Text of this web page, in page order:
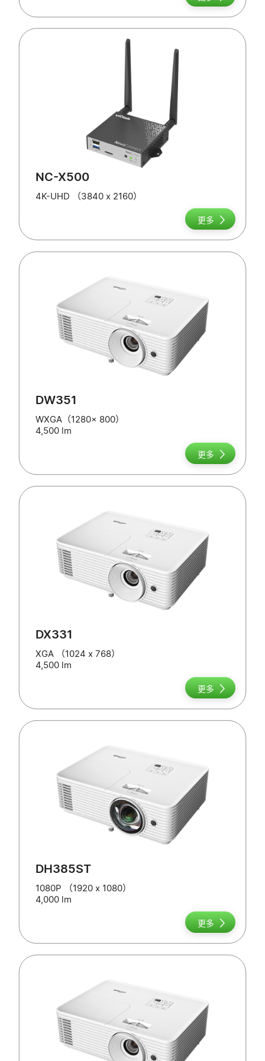
NC-X500
4K-UHD （3840 x 2160）
更多
DW351
WXGA（1280x 800）
4,500 lm
更多
DX331
XGA （1024 x 768）
4,500 lm
更多
DH385ST
1080P （1920 x 1080）
4,000 lm
更多